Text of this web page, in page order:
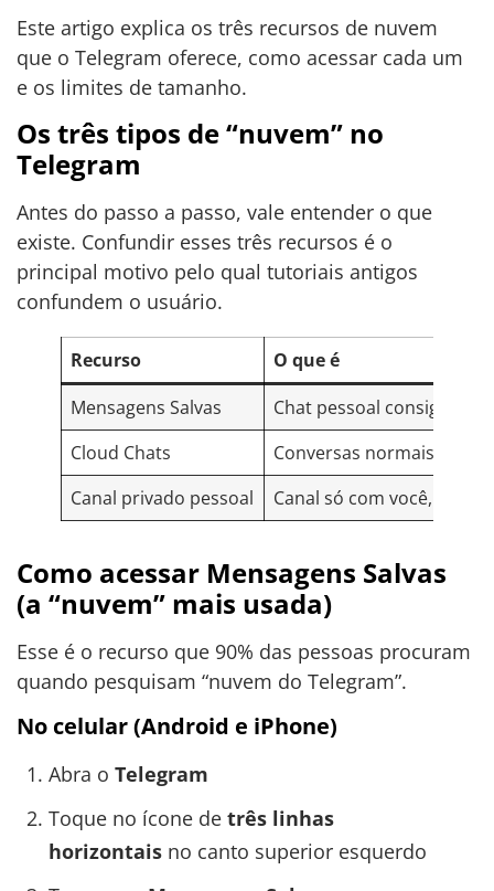
Este artigo explica os três recursos de nuvem
que o Telegram oferece, como acessar cada um
e os limites de tamanho.
Os três tipos de “nuvem” no
Telegram
Antes do passo a passo, vale entender o que
existe. Confundir esses três recursos é o
principal motivo pelo qual tutoriais antigos
confundem o usuário.
Recurso
O que é
Mensagens Salvas
Chat pessoal consigo
Cloud Chats
Conversas normais
Canal privado pessoal
Canal só com você,
Como acessar Mensagens Salvas
(a “nuvem” mais usada)
Esse é o recurso que 90% das pessoas procuram
quando pesquisam “nuvem do Telegram”.
No celular (Android e iPhone)
Abra o Telegram
Toque no ícone de três linhas
horizontaisno canto superior esquerdo